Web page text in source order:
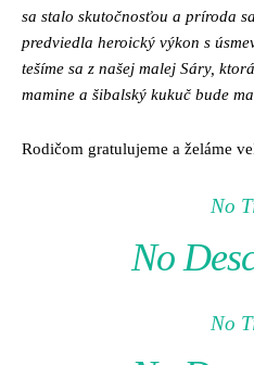
sa stalo skutočnosťou a príroda
predviedla heroický výkon s
tešíme sa z našej malej Sáry,
mamine a šibalský kukuč bude
Rodičom gratulujeme a želáme
No
No
No